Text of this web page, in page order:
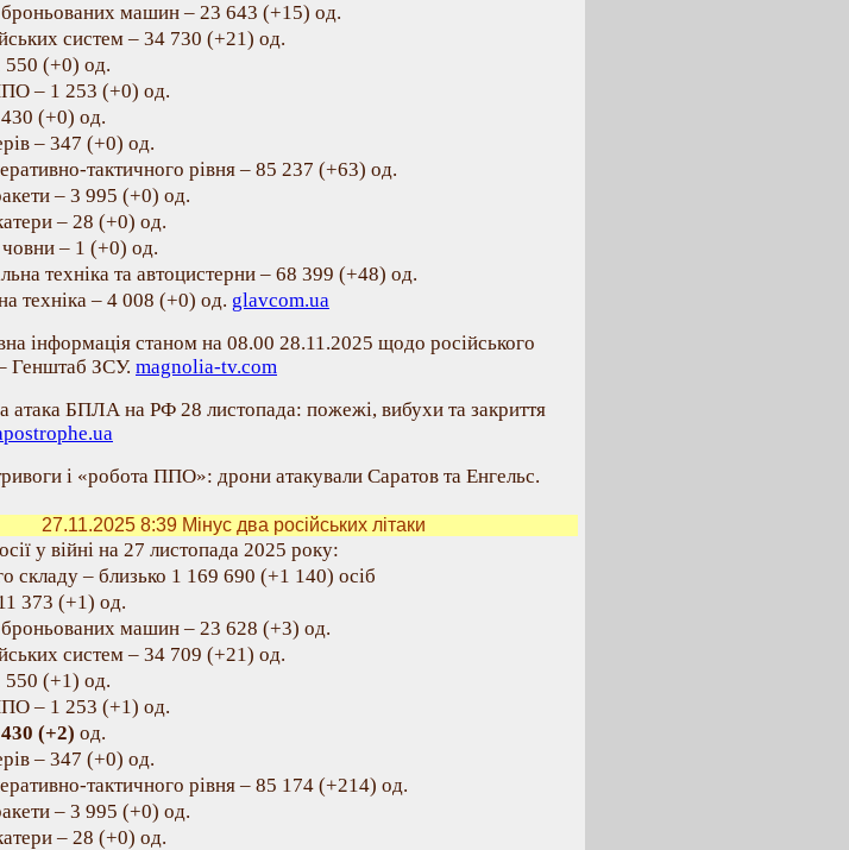
машин – 23 643 (+15) од.
систем – 34 730 (+21) од.
(+0) од.
– 1 253 (+0) од.
430 (+0) од.
– 347 (+0) од.
тактичного рівня – 85 237 (+63) од.
– 3 995 (+0) од.
– 28 (+0) од.
човни – 1 (+0) од.
техніка та автоцистерни – 68 399 (+48) од.
техніка – 4 008 (+0) од. glavcom.ua
інформація станом на 08.00 28.11.2025 щодо російського
Генштаб ЗСУ. magnolia-tv.com
атака БПЛА на РФ 28 листопада: пожежі, вибухи та закриття
і «робота ППО»: дрони атакували Саратов та Енгельс.
27.11.2025 8:39Мінус два російських літаки
у війні на 27 листопада 2025 року:
складу – близько 1 169 690 (+1 140) осіб
373 (+1) од.
машин – 23 628 (+3) од.
систем – 34 709 (+21) од.
(+1) од.
– 1 253 (+1) од.
430 (+2) од.
– 347 (+0) од.
тактичного рівня – 85 174 (+214) од.
– 3 995 (+0) од.
– 28 (+0) од.